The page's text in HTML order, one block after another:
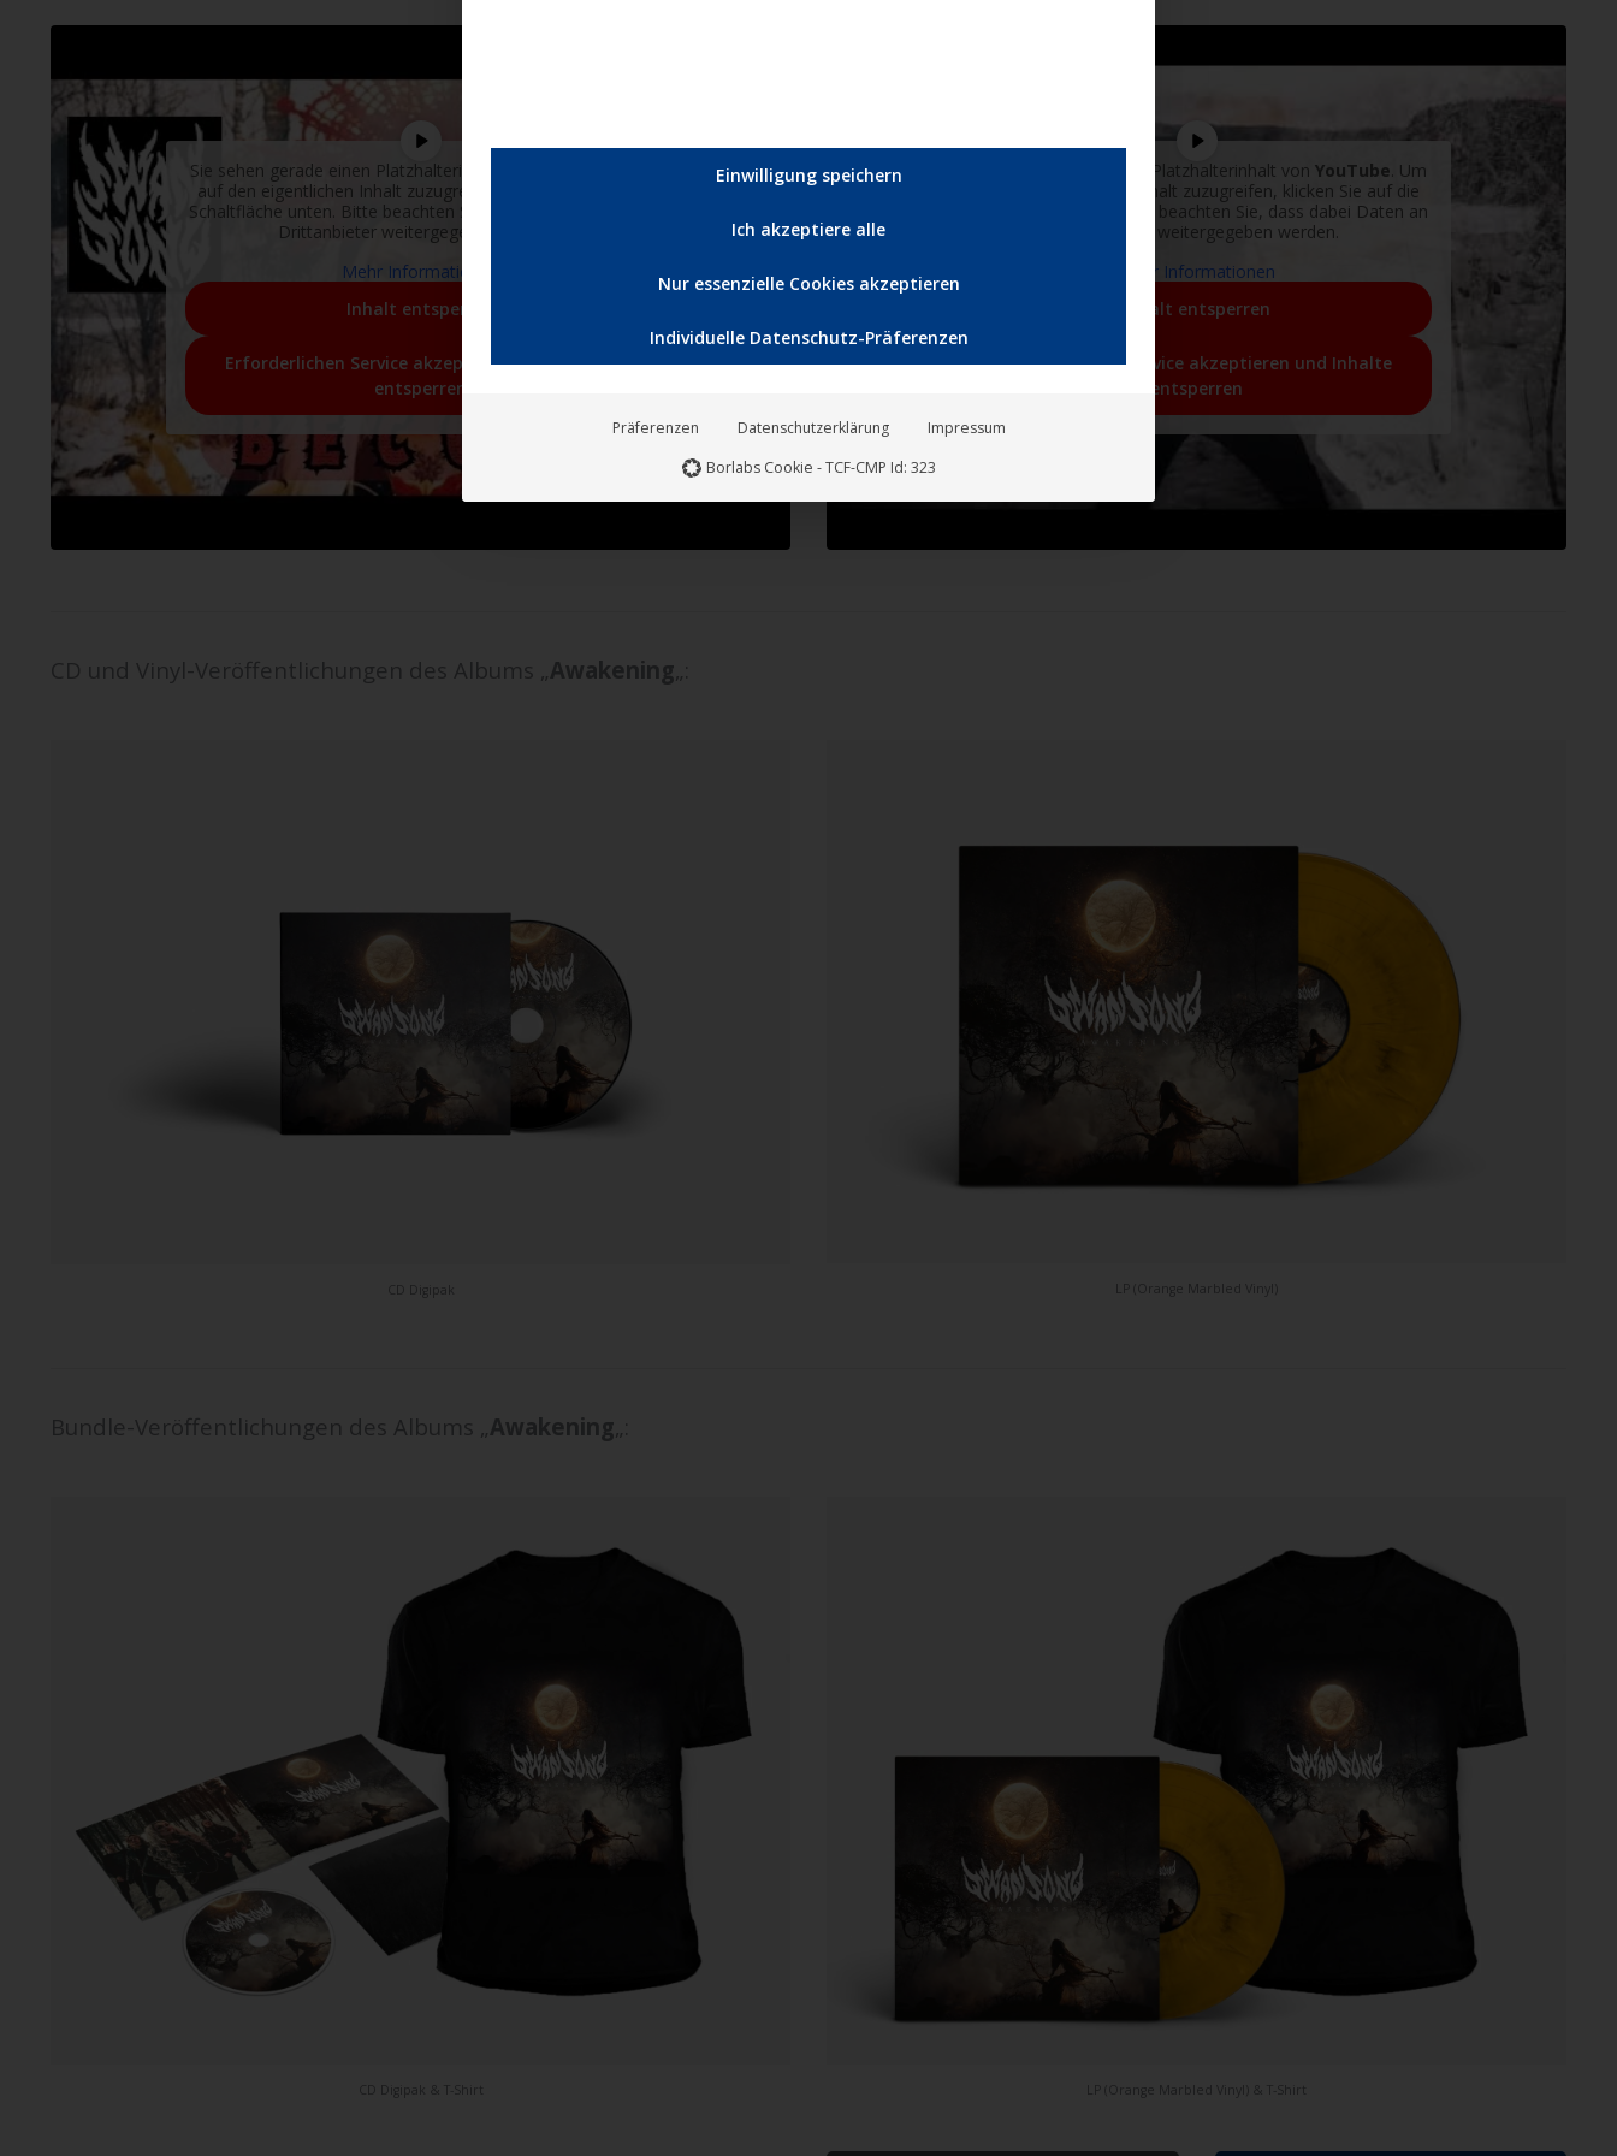
Sie sehen gerade einen Platzhalterinhalt von
auf den eigentlichen Inhalt zuzugreifen, klicken Sie auf die
Schaltfläche unten. Bitte beachten Sie, dass dabei Daten an
Drittanbieter weitergegeben werden.
Mehr Informationen
Inhalt entsperren
Erforderlichen Service akzeptieren und Inhalte
entsperren
Sie sehen gerade einen Platzhalterinhalt von YouTube . Um
auf den eigentlichen Inhalt zuzugreifen, klicken Sie auf die
Schaltfläche unten. Bitte beachten Sie, dass dabei Daten an
Drittanbieter weitergegeben werden.
Mehr Informationen
Inhalt entsperren
Erforderlichen Service akzeptieren und Inhalte
entsperren
CD und Vinyl-Veröffentlichungen des Albums „Awakening„:
CD Digipak LP (Orange Marbled Vinyl)
Bundle-Veröffentlichungen des Albums „Awakening„:
CD Digipak & T-Shirt LP (Orange Marbled Vinyl) & T-Shirt
Einwilligung speichern
Ich akzeptiere alle
Nur essenzielle Cookies akzeptieren
Individuelle Datenschutz-Präferenzen
Präferenzen Datenschutzerklärung
Impressum
Borlabs Cookie - TCF-CMP Id: 323